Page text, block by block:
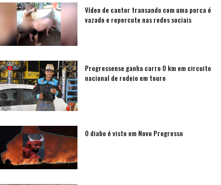
Vídeo de cantor transando com uma porca é
vazado e repercute nas redes sociais
Progressense ganha carro 0 km em circuito
nacional de rodeio em touro
O diabo é visto em Novo Progresso